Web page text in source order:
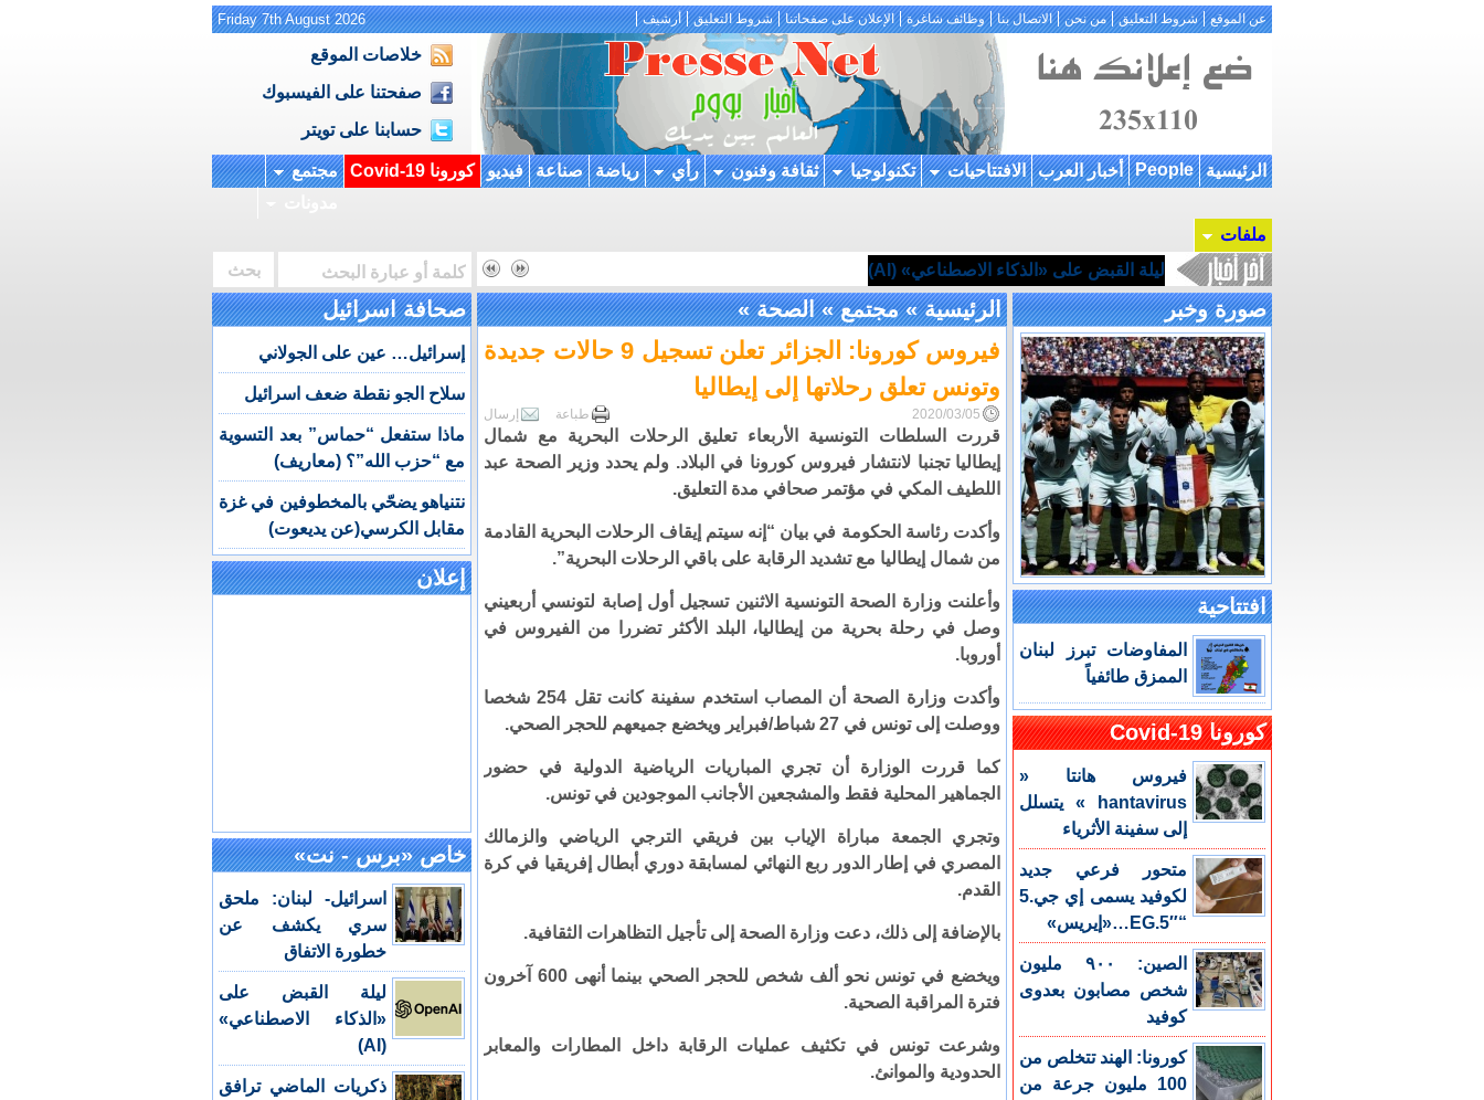
عن الموقع شروط التعليق من نحن الاتصال بنا وظائف شاغرة الإعلان على صفحاتنا شروط التعليق أرشيف Friday 7th August 2026
خلاصات الموقع
صفحتنا على الفيسبوك
حسابنا على تويتر
الرئيسية People أخبار العرب الافتتاحيات تكنولوجيا ثقافة وفنون رأي رياضة صناعة فيديو كورونا Covid-19
مجتمع
ملفات
ليلة القبض على «الذكاء الاصطناعي» (AI)
صورة وخبر
افتتاحية
المفاوضات تبرز لبنان
الممزق طائفياً
كورونا Covid-19
فيروس هانتا «
hantavirus » يتسلل
إلى سفينة الأثرياء
متحور فرعي جديد
لكوفيد يسمى إي جي.5
“EG.5″…«إيريس»
الصين: ٩٠٠ مليون
شخص مصابون بعدوى
كوفيد
كورونا: الهند تتخلص من
100 مليون جرعة من
الرئيسية»مجتمع»الصحة»
فيروس كورونا: الجزائر تعلن تسجيل 9 حالات جديدة
وتونس تعلق رحلاتها إلى إيطاليا
2020/03/05 إرسال طباعة
قررت السلطات التونسية الأربعاء تعليق الرحلات البحرية مع شمال
إيطاليا تجنبا لانتشار فيروس كورونا في البلاد. ولم يحدد وزير الصحة عبد
اللطيف المكي في مؤتمر صحافي مدة التعليق.
وأكدت رئاسة الحكومة في بيان “إنه سيتم إيقاف الرحلات البحرية القادمة
من شمال إيطاليا مع تشديد الرقابة على باقي الرحلات البحرية”.
وأعلنت وزارة الصحة التونسية الاثنين تسجيل أول إصابة لتونسي أربعيني
وصل في رحلة بحرية من إيطاليا، البلد الأكثر تضررا من الفيروس في
أوروبا.
وأكدت وزارة الصحة أن المصاب استخدم سفينة كانت تقل 254 شخصا
ووصلت إلى تونس في 27 شباط/فبراير ويخضع جميعهم للحجر الصحي.
كما قررت الوزارة أن تجري المباريات الرياضية الدولية في حضور
الجماهير المحلية فقط والمشجعين الأجانب الموجودين في تونس.
وتجري الجمعة مباراة الإياب بين فريقي الترجي الرياضي والزمالك
المصري في إطار الدور ربع النهائي لمسابقة دوري أبطال إفريقيا في كرة
القدم.
بالإضافة إلى ذلك، دعت وزارة الصحة إلى تأجيل التظاهرات الثقافية.
ويخضع في تونس نحو ألف شخص للحجر الصحي بينما أنهى 600 آخرون
فترة المراقبة الصحية.
وشرعت تونس في تكثيف عمليات الرقابة داخل المطارات والمعابر
الحدودية والموانئ.
صحافة اسرائيل
إسرائيل… عين على الجولاني
سلاح الجو نقطة ضعف اسرائيل
ماذا ستفعل “حماس” بعد التسوية
مع “حزب الله”؟ (معاريف)
نتنياهو يضحّي بالمخطوفين في غزة
مقابل الكرسي(عن يديعوت)
إعلان
خاص «برس - نت»
اسرائيل- لبنان: ملحق
سري يكشف عن
خطورة الاتفاق
ليلة القبض على
«الذكاء الاصطناعي»
(AI)
ذكريات الماضي ترافق